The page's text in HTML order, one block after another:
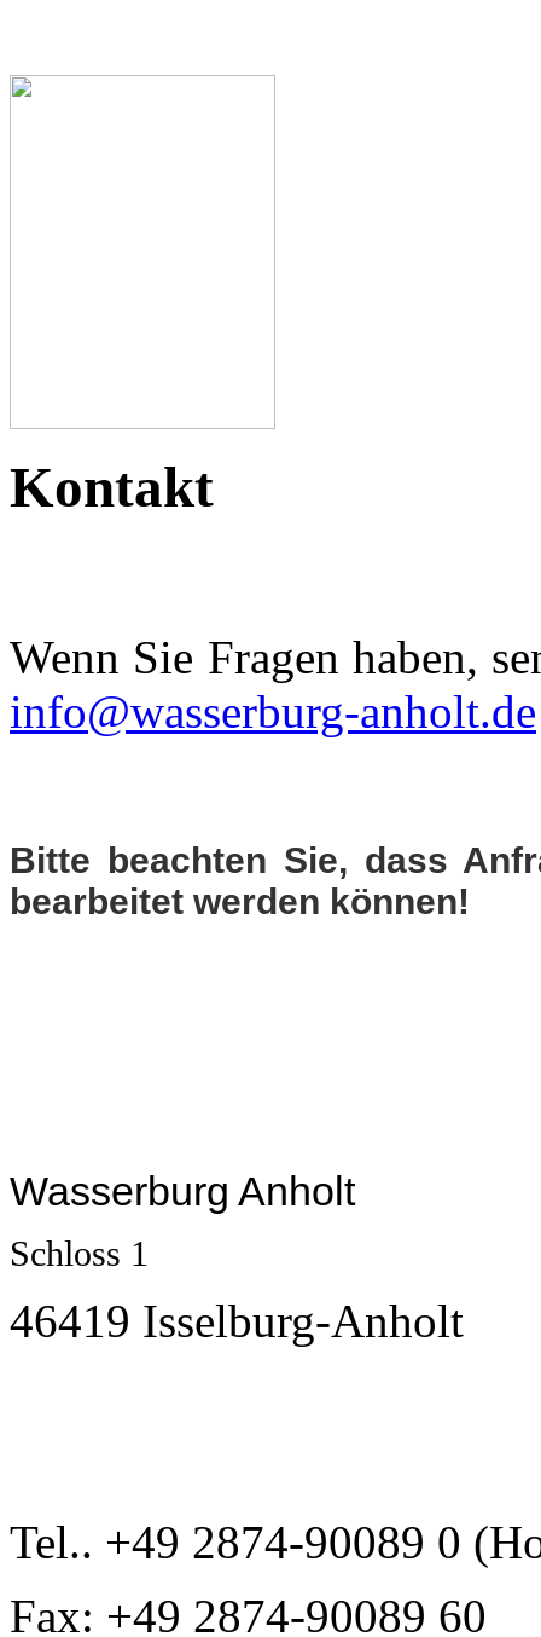
Kontakt
Wenn Sie Fragen haben,
info@wasserburg-anholt.de
Bitte beachten Sie, dass
bearbeitet werden können!
Wasserburg Anholt
Schloss 1
46419 Isselburg-Anholt
Tel.. +49 2874-90089 0
Fax: +49 2874-90089 60